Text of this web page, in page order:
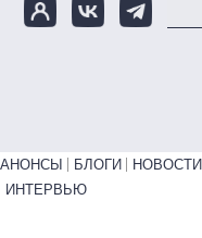
Primary links bottom
АНОНСЫ БЛОГИ НОВОСТИ
ИНТЕРВЬЮ